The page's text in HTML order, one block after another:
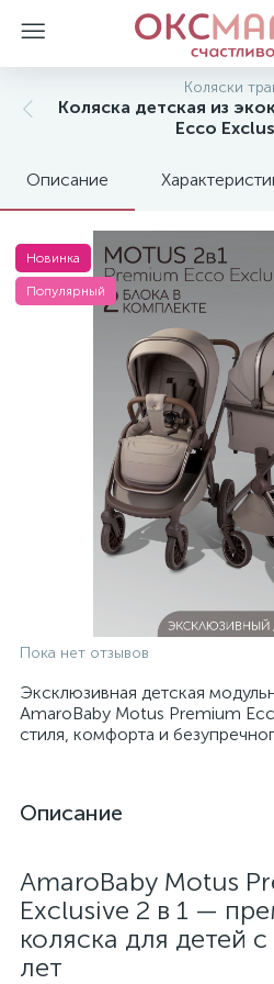
Коляски
Коляска детская из
Ecco
Описание
Новинка
Популярный
Пока нет отзывов
Эксклюзивная детская
AmaroBaby Motus Premium
стиля, комфорта и
Описание
AmaroBaby Motus
Exclusive 2 в 1 —
коляска для детей
лет